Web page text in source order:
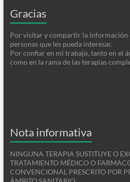
Gracias
Por visitar y compartir la información
personas que les pueda interesar.
Por confiar en mi trabajo, tanto en el
como en la rama de las terapias
Nota informativa
NINGUNA TERAPIA SUSTITUYE O
TRATAMIENTO MÉDICO O
CONVENCIONAL PRESCRITO POR